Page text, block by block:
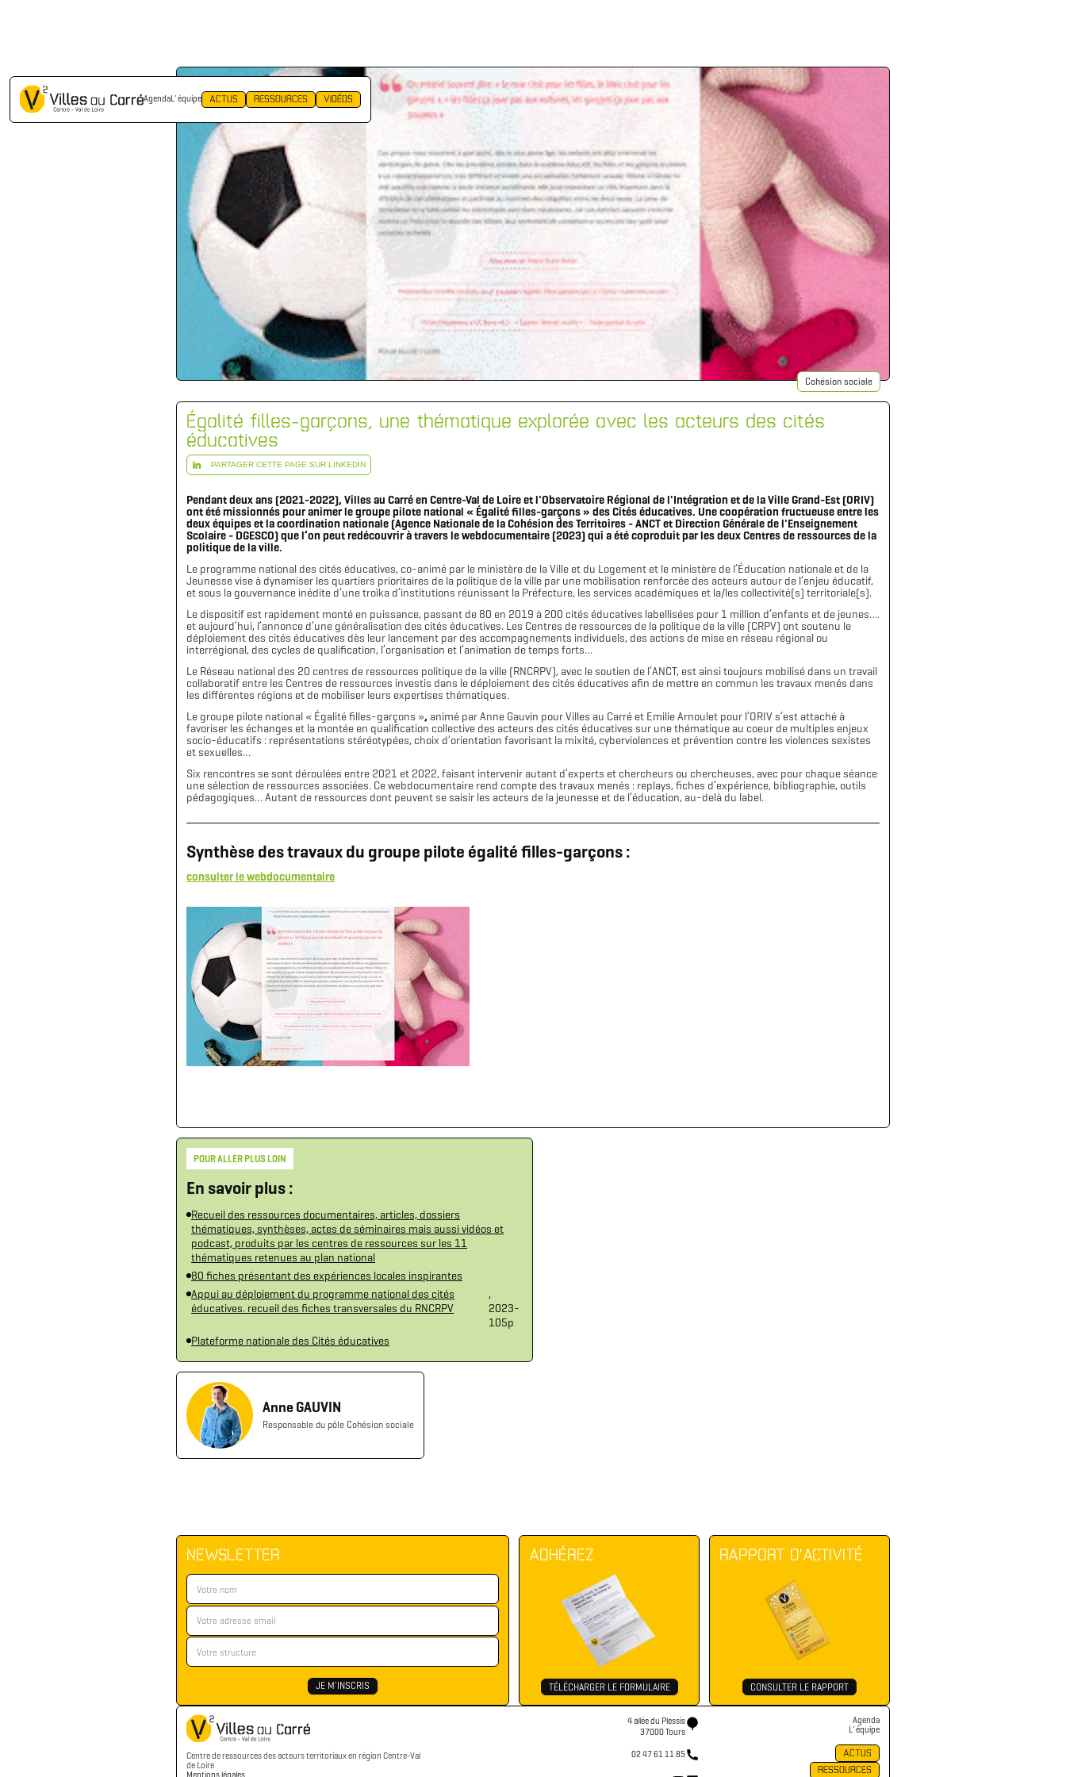
AgendaL' équipe ACTUS RESSOURCES VIDÉOS
Télécharger le logo
(format .svg)
Cohésion sociale
Égalité filles-garçons, une thématique explorée avec les acteurs des cités
éducatives
PARTAGER CETTE PAGE SUR LINKEDIN
Pendant deux ans (2021-2022), Villes au Carré en Centre-Val de Loire et l'Observatoire Régional de l'Intégration et de la Ville Grand-Est (ORIV)
ont été missionnés pour animer le groupe pilote national « Égalité filles-garçons » des Cités éducatives. Une coopération fructueuse entre les
deux équipes et la coordination nationale (Agence Nationale de la Cohésion des Territoires - ANCT et Direction Générale de l'Enseignement
Scolaire - DGESCO) que l’on peut redécouvrir à travers le webdocumentaire (2023) qui a été coproduit par les deux Centres de ressources de la
politique de la ville.
Le programme national des cités éducatives, co-animé par le ministère de la Ville et du Logement et le ministère de l’Éducation nationale et de la
Jeunesse vise à dynamiser les quartiers prioritaires de la politique de la ville par une mobilisation renforcée des acteurs autour de l’enjeu éducatif,
et sous la gouvernance inédite d’une troïka d’institutions réunissant la Préfecture, les services académiques et la/les collectivité(s) territoriale(s).
Le dispositif est rapidement monté en puissance, passant de 80 en 2019 à 200 cités éducatives labellisées pour 1 million d’enfants et de jeunes….
et aujourd’hui, l’annonce d’une généralisation des cités éducatives. Les Centres de ressources de la politique de la ville (CRPV) ont soutenu le
déploiement des cités éducatives dès leur lancement par des accompagnements individuels, des actions de mise en réseau régional ou
interrégional, des cycles de qualification, l’organisation et l’animation de temps forts…
Le Réseau national des 20 centres de ressources politique de la ville (RNCRPV), avec le soutien de l’ANCT, est ainsi toujours mobilisé dans un travail
collaboratif entre les Centres de ressources investis dans le déploiement des cités éducatives afin de mettre en commun les travaux menés dans
les différentes régions et de mobiliser leurs expertises thématiques.
Le groupe pilote national « Égalité filles-garçons », animé par Anne Gauvin pour Villes au Carré et Emilie Arnoulet pour l’ORIV s’est attaché à
favoriser les échanges et la montée en qualification collective des acteurs des cités éducatives sur une thématique au coeur de multiples enjeux
socio-éducatifs : représentations stéréotypées, choix d’orientation favorisant la mixité, cyberviolences et prévention contre les violences sexistes
et sexuelles…
Six rencontres se sont déroulées entre 2021 et 2022, faisant intervenir autant d’experts et chercheurs ou chercheuses, avec pour chaque séance
une sélection de ressources associées. Ce webdocumentaire rend compte des travaux menés : replays, fiches d’expérience, bibliographie, outils
pédagogiques… Autant de ressources dont peuvent se saisir les acteurs de la jeunesse et de l’éducation, au-delà du label.
Synthèse des travaux du groupe pilote égalité filles-garçons :
consulter le webdocumentaire
POUR ALLER PLUS LOIN
En savoir plus :
Recueil des ressources documentaires, articles, dossiers
thématiques, synthèses, actes de séminaires mais aussi vidéos et
podcast, produits par les centres de ressources sur les 11
thématiques retenues au plan national
80 fiches présentant des expériences locales inspirantes
Appui au déploiement du programme national des cités
éducatives. recueil des fiches transversales du RNCRPV
,
2023-
105p
Plateforme nationale des Cités éducatives
Anne GAUVIN
Responsable du pôle Cohésion sociale
NEWSLETTER ADHÉREZ
TÉLÉCHARGER LE FORMULAIRE
RAPPORT D'ACTIVITÉ
CONSULTER LE RAPPORT
Centre de ressources des acteurs territoriaux en région Centre-Val
de Loire
4 allée du Plessis
37000 Tours
02 47 61 11 85
Agenda
L' équipe
ACTUS
RESSOURCES